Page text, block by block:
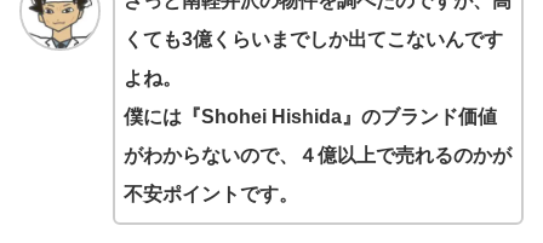
くても3億くらいまでしか出てこないんです
よね。
僕には『Shohei Hishida』のブランド価値
がわからないので、４億以上で売れるのかが
不安ポイントです。